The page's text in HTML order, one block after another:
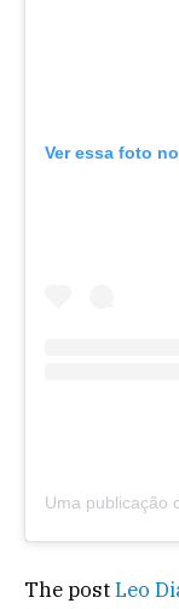
Ver essa foto
The postLeo